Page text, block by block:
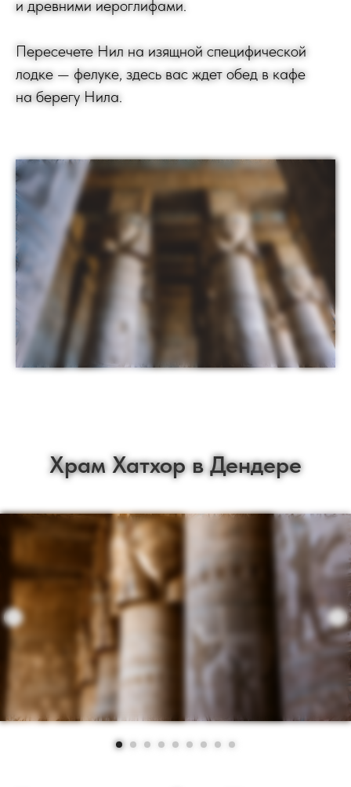
и древними иероглифами.
Пересечете Нил на изящной специфической
лодке — фелуке, здесь вас ждет обед в кафе
на берегу Нила.
Храм Хатхор в Дендере